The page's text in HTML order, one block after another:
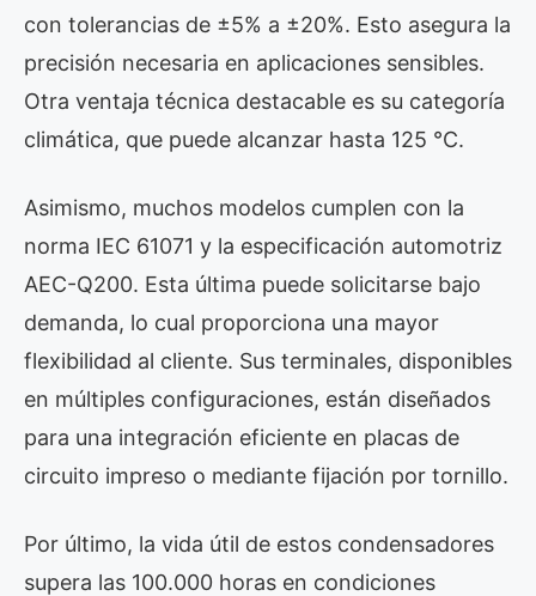
con tolerancias de ±5% a ±20%. Esto asegura la
precisión necesaria en aplicaciones sensibles.
Otra ventaja técnica destacable es su categoría
climática, que puede alcanzar hasta 125 °C.
Asimismo, muchos modelos cumplen con la
norma IEC 61071 y la especificación automotriz
AEC-Q200. Esta última puede solicitarse bajo
demanda, lo cual proporciona una mayor
flexibilidad al cliente. Sus terminales, disponibles
en múltiples configuraciones, están diseñados
para una integración eficiente en placas de
circuito impreso o mediante fijación por tornillo.
Por último, la vida útil de estos condensadores
supera las 100.000 horas en condiciones